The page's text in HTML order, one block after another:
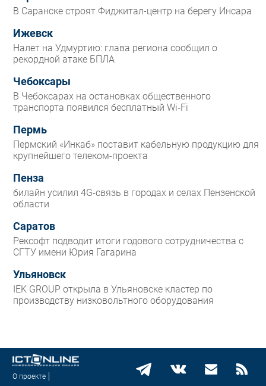
В Саранске строят Фиджитал-центр на берегу Инсара
Ижевск
Налет на Удмуртию: глава региона сообщил о
рекордной атаке БПЛА
Чебоксары
В Чебоксарах на остановках общественного
транспорта появился бесплатный Wi‑Fi
Пермь
Пермский «Инкаб» поставит кабельную продукцию для
крупнейшего телеком-проекта
Пенза
билайн усилил 4G-связь в городах и селах Пензенской
области
Саратов
Рексофт подводит итоги годового сотрудничества с
СГТУ имени Юрия Гагарина
Ульяновск
IEK GROUP открыла в Ульяновске кластер по
производству низковольтного оборудования
О проекте